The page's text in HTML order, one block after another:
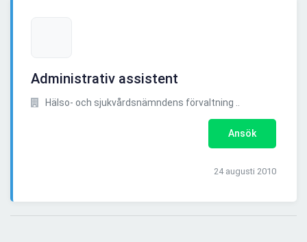
Administrativ assistent
Hälso- och sjukvårdsnämndens förvaltning ..
Ansök
24 augusti 2010